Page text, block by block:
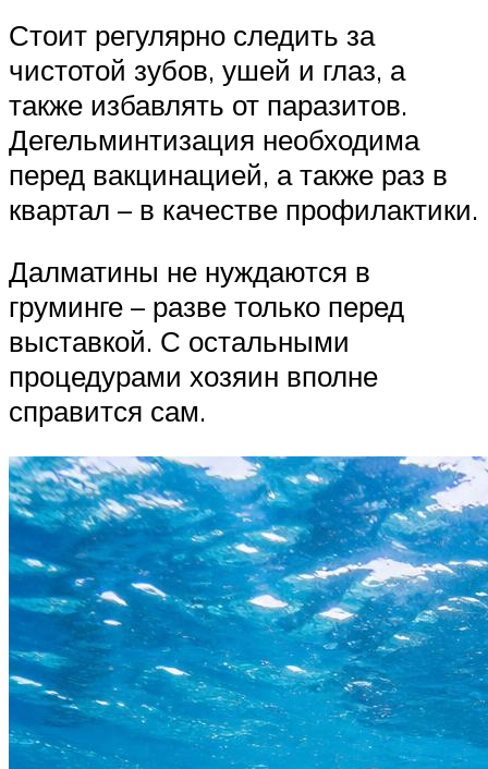
Стоит регулярно следить за
чистотой зубов, ушей и глаз, а
также избавлять от паразитов.
Дегельминтизация необходима
перед вакцинацией, а также раз в
квартал – в качестве профилактики.
Далматины не нуждаются в
груминге – разве только перед
выставкой. С остальными
процедурами хозяин вполне
справится сам.